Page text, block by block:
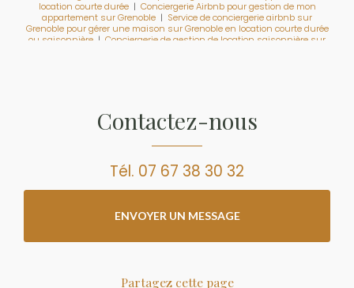
location courte durée| Conciergerie Airbnb pour gestion de mon
appartement sur Grenoble | Service de conciergerie airbnb sur
Grenoble pour gérer une maison sur Grenoble en location courte durée
ou saisonnière | Conciergerie de gestion de location saisonnière sur
Contactez-nous
Tél. 07 67 38 30 32
ENVOYER UN MESSAGE
Partagez cette page